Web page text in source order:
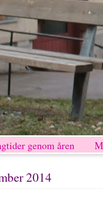
genom åren
2014